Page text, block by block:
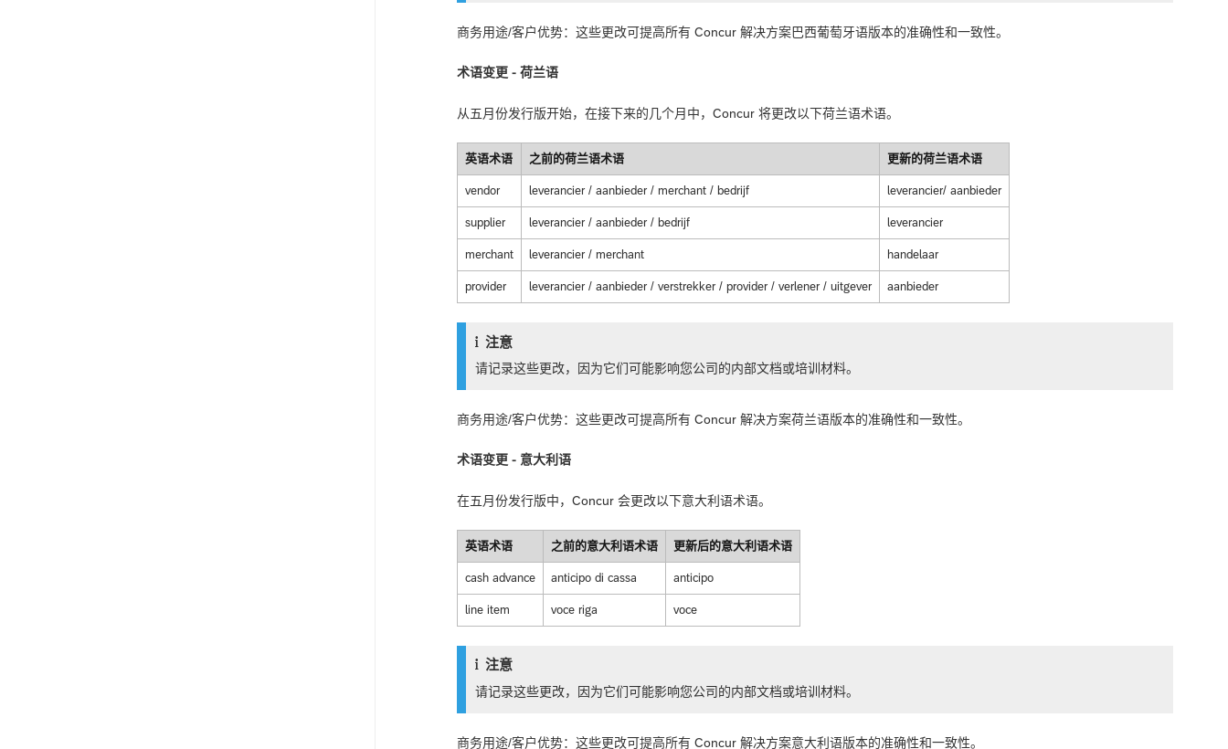
商务用途/客户优势：这些更改可提高所有 Concur 解决方案巴西葡萄牙语版本的准确性和一致性。
术语变更 - 荷兰语
从五月份发行版开始，在接下来的几个月中，Concur 将更改以下荷兰语术语。
英语术语 之前的荷兰语术语 更新的荷兰语术语
vendor leverancier / aanbieder / merchant / bedrijf leverancier/ aanbieder
supplier leverancier / aanbieder / bedrijf leverancier
merchant leverancier / merchant handelaar
provider leverancier / aanbieder / verstrekker / provider / verlener / uitgever aanbieder
注意
请记录这些更改，因为它们可能影响您公司的内部文档或培训材料。
商务用途/客户优势：这些更改可提高所有 Concur 解决方案荷兰语版本的准确性和一致性。
术语变更 - 意大利语
在五月份发行版中，Concur 会更改以下意大利语术语。
英语术语 之前的意大利语术语 更新后的意大利语术语
cash advance anticipo di cassa anticipo
line item voce riga voce
注意
请记录这些更改，因为它们可能影响您公司的内部文档或培训材料。
商务用途/客户优势：这些更改可提高所有 Concur 解决方案意大利语版本的准确性和一致性。